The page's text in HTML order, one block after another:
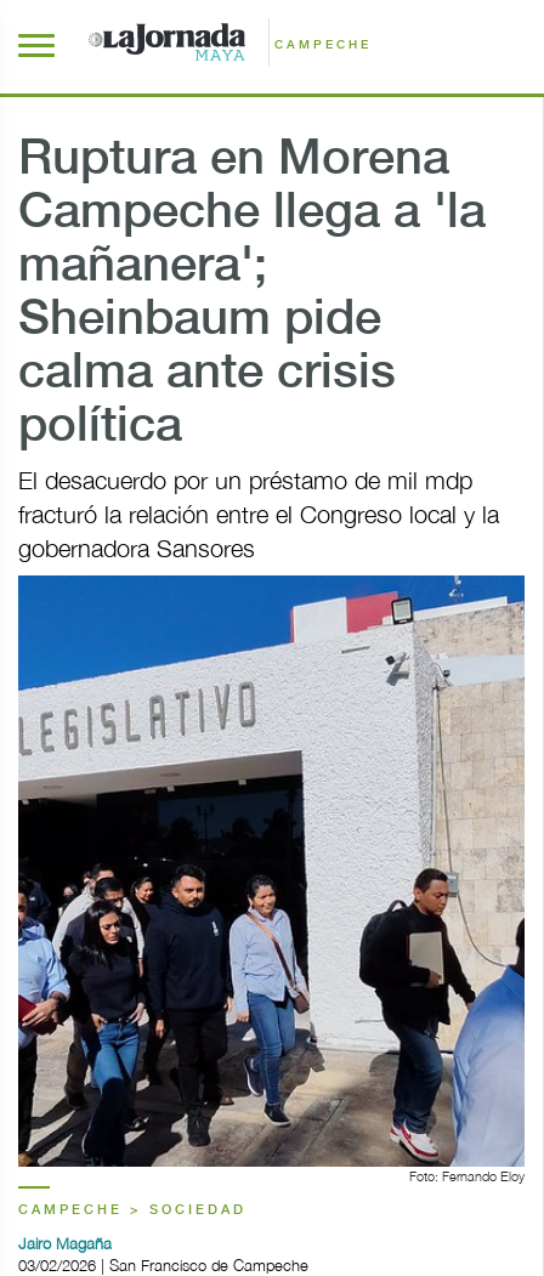
CAMPECHE
Ruptura en Morena
Campeche llega a 'la
mañanera';
Sheinbaum pide
calma ante crisis
política
El desacuerdo por un préstamo de mil mdp
fracturó la relación entre el Congreso local y la
gobernadora Sansores
Foto: Fernando Eloy
CAMPECHE > SOCIEDAD
Jairo Magaña
03/02/2026 | San Francisco de Campeche